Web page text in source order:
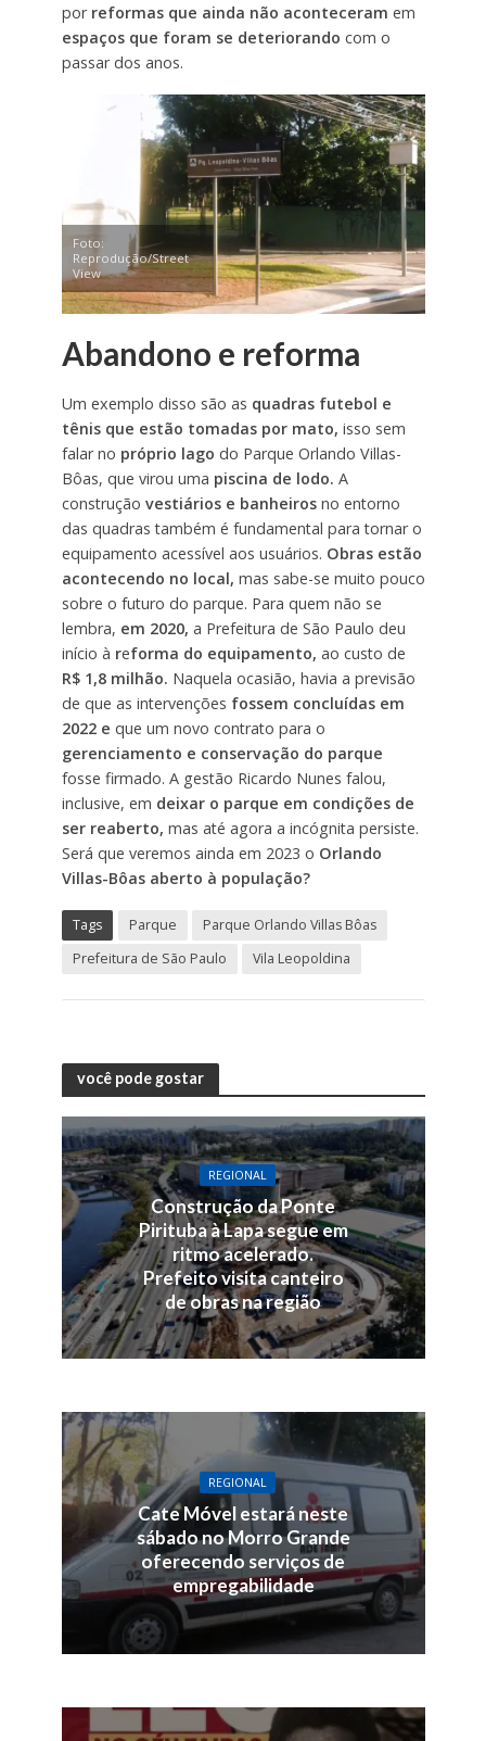
por reformas que ainda não aconteceram em
espaços que foram se deteriorando com o
passar dos anos.
Foto:
Reprodução/Street
View
Abandono e reforma
Um exemplo disso são as quadras futebol e
tênis que estão tomadas por mato, isso sem
falar no próprio lago do Parque Orlando Villas-
Bôas, que virou uma piscina de lodo. A
construção vestiários e banheirosno entorno
das quadras também é fundamental para tornar o
equipamento acessível aos usuários. Obras estão
acontecendo no local, mas sabe-se muito pouco
sobre o futuro do parque. Para quem não se
lembra, em 2020, a Prefeitura de São Paulo deu
início à reforma do equipamento, ao custo de
R$ 1,8 milhão. Naquela ocasião, havia a previsão
de que as intervenções fossem concluídas em
2022 e que um novo contrato para o
gerenciamento e conservação do parque
fosse firmado. A gestão Ricardo Nunes falou,
inclusive, em deixar o parque em condições de
ser reaberto, mas até agora a incógnita persiste.
Será que veremos ainda em 2023 o Orlando
Villas-Bôas aberto à população?
Tags Parque
Parque Orlando Villas Bôas
Prefeitura de São Paulo
Vila Leopoldina
você pode gostar
REGIONAL
Construção da Ponte
Pirituba à Lapa segue em
ritmo acelerado.
Prefeito visita canteiro
de obras na região
REGIONAL
Cate Móvel estará neste
sábado no Morro Grande
oferecendo serviços de
empregabilidade